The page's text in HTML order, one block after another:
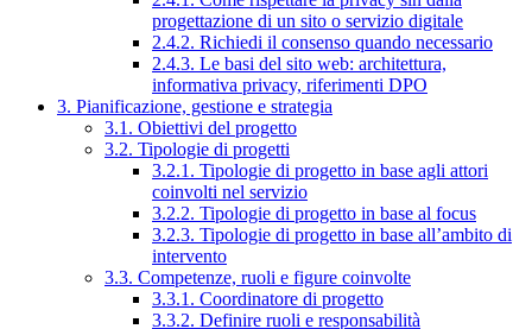
progettazione di un sito o servizio digitale
2.4.2. Richiedi il consenso quando necessario
2.4.3. Le basi del sito web: architettura,
informativa privacy, riferimenti DPO
3. Pianificazione, gestione e strategia
3.1. Obiettivi del progetto
3.2. Tipologie di progetti
3.2.1. Tipologie di progetto in base agli attori
coinvolti nel servizio
3.2.2. Tipologie di progetto in base al focus
3.2.3. Tipologie di progetto in base all’ambito di
intervento
3.3. Competenze, ruoli e figure coinvolte
3.3.1. Coordinatore di progetto
3.3.2. Definire ruoli e responsabilità